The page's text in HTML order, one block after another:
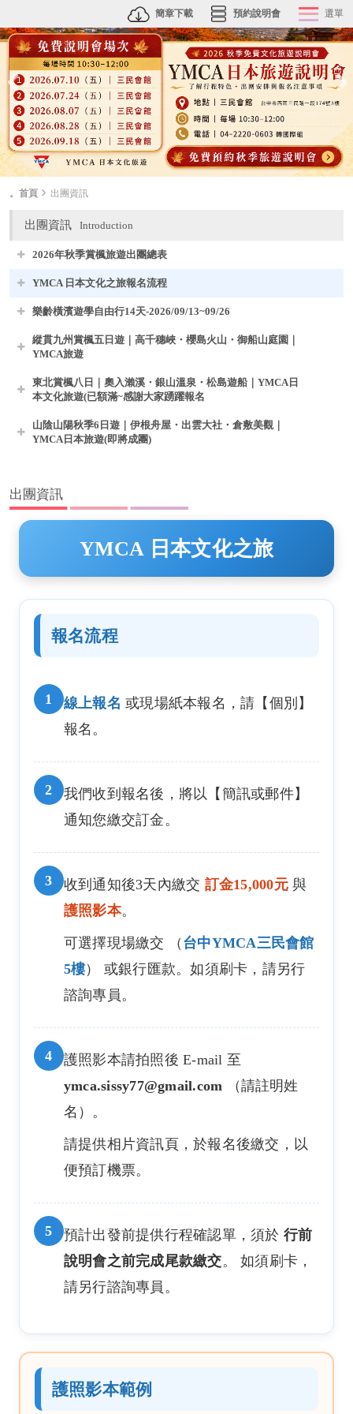
簡章下載 預約說明會 選單
。首頁 出團資訊
出團資訊 Introduction
2026年秋季賞楓旅遊出團總表
YMCA 日本文化之旅報名流程
樂齡橫濱遊學自由行14天-2026/09/13~09/26
縱貫九州賞楓五日遊｜高千穗峽・櫻島火山・御船山庭園｜
YMCA旅遊
東北賞楓八日｜奧入瀨溪・銀山溫泉・松島遊船｜YMCA日
本文化旅遊(已額滿~感謝大家踴躍報名
山陰山陽秋季6日遊｜伊根舟屋・出雲大社・倉敷美觀｜
YMCA日本旅遊(即將成團)
出團資訊
YMCA 日本文化之旅
報名流程
1 線上報名 或現場紙本報名，請【個別】
報名。
2
我們收到報名後，將以【簡訊或郵件】
通知您繳交訂金。
3 收到通知後3天內繳交 訂金15,000元與
護照影本。
可選擇現場繳交 （ 台中YMCA三民會館
5樓） 或銀行匯款。如須刷卡，請另行
諮詢專員。
4
護照影本請拍照後 E-mail 至
ymca.sissy77@gmail.com （請註明姓
名）。
請提供相片資訊頁，於報名後繳交，以
便預訂機票。
5 預計出發前提供行程確認單，須於 行前
說明會之前完成尾款繳交。 如須刷卡，
請另行諮詢專員。
護照影本範例